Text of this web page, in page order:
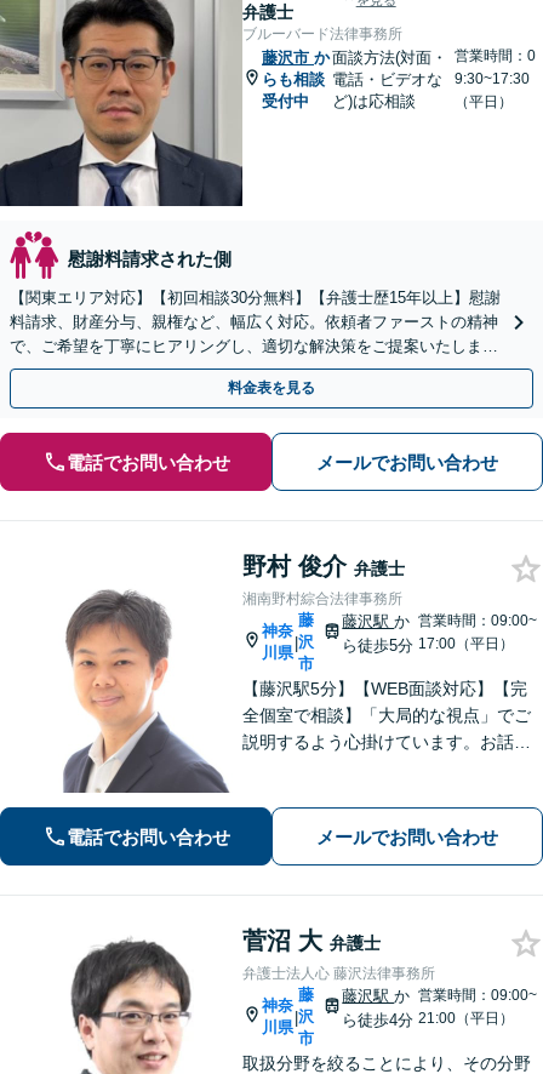
弁護士
ブルーバード法律事務所
藤沢市 か
らも相談
受付中
面談方法(対面・
電話・ビデオな
ど)は応相談
営業時間：0
9:30~17:30
（平日）
慰謝料請求された側
【関東エリア対応】【初回相談30分無料】【弁護士歴15年以上】慰謝
料請求、財産分与、親権など、幅広く対応。依頼者ファーストの精神
で、ご希望を丁寧にヒアリングし、適切な解決策をご提案いたしま
す。まずは無料相談でお悩みをお聞かせください。
料金表を見る
電話でお問い合わせ メールでお問い合わせ
野村 俊介 弁護士
湘南野村綜合法律事務所
神奈
川県
|
藤
沢
市
藤沢駅か
ら徒歩5分
営業時間：09:00~
17:00（平日）
【藤沢駅5分】【WEB面談対応】【完
全個室で相談】「大局的な視点」でご
説明するよう心掛けています。お話を
般社団法人の代表者を経験した弁護
士」「AIを活用した効率的な契約書レ
電話でお問い合わせ メールでお問い合わせ
菅沼 大 弁護士
弁護士法人心 藤沢法律事務所
神奈
川県
|
藤
沢
市
藤沢駅か
ら徒歩4分
営業時間：09:00~
21:00（平日）
取扱分野を絞ることにより、その分野